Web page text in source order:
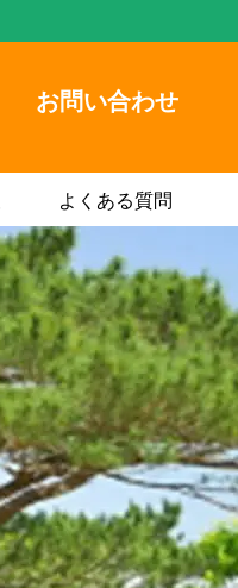
お問い合わせ
よくある質問